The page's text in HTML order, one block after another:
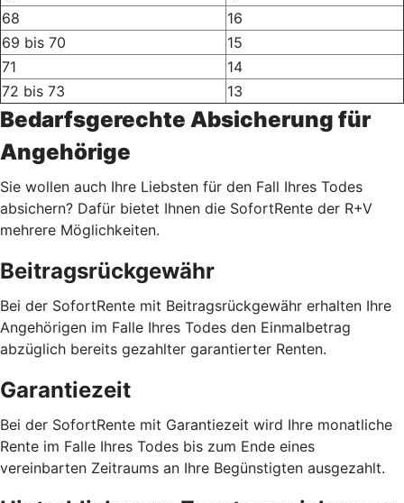
68
16
69 bis 70
15
71
14
72 bis 73
13
Bedarfsgerechte Absicherung für
Angehörige
Sie wollen auch Ihre Liebsten für den Fall Ihres Todes
absichern? Dafür bietet Ihnen die SofortRente der R+V
mehrere Möglichkeiten.
Beitragsrückgewähr
Bei der SofortRente mit Beitragsrückgewähr erhalten Ihre
Angehörigen im Falle Ihres Todes den Einmalbetrag
abzüglich bereits gezahlter garantierter Renten.
Garantiezeit
Bei der SofortRente mit Garantiezeit wird Ihre monatliche
Rente im Falle Ihres Todes bis zum Ende eines
vereinbarten Zeitraums an Ihre Begünstigten ausgezahlt.